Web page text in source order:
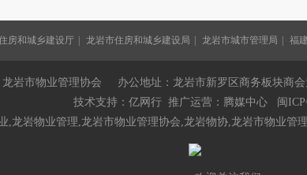
房和城乡建设厅 龙岩市住房和城乡建设局 龙岩市城市管理局 福
龙岩市物业管理协会 办公地址：龙岩市新罗区商务板块商
技术支持： 亿网行 推广运营： 腾媒中心
闽
,龙岩物业管理,龙岩市物业管理协会,龙岩物协,龙岩市物业管